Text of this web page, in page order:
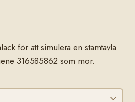
för att simulera en stamtavla
316585862 som mor.